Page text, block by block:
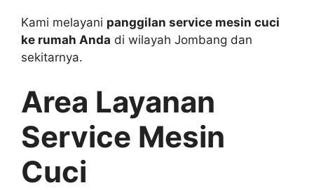
Kami melayani panggilan service mesin cuci
ke rumah Anda di wilayah Jombang dan
sekitarnya.
Area Layanan
Service Mesin
Cuci